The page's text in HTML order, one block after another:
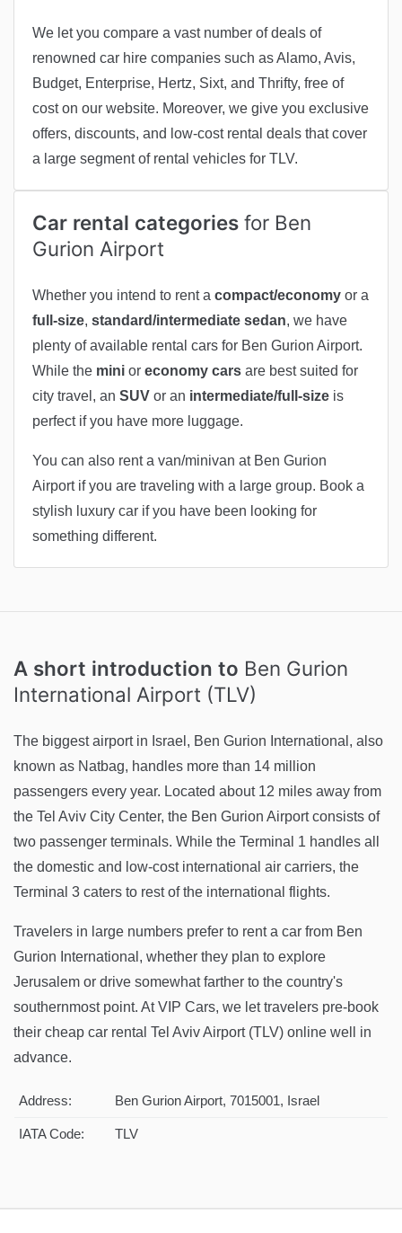
We let you compare a vast number of deals of
renowned car hire companies such asAlamo, Avis,
Budget, Enterprise, Hertz, Sixt, and Thrifty, free of
cost on our website. Moreover, we give you exclusive
offers, discounts, and low-cost rental deals that cover
a large segment of rental vehicles for TLV.
Car rental categories for Ben
Gurion Airport
Whether you intend to rent a compact/economy or a
full-size, standard/intermediate sedan, we have
plenty of available rental cars for Ben Gurion Airport.
While the mini or economy cars are best suited for
city travel, an SUV or an intermediate/full-size is
perfect if you have more luggage.
You can also rent a van/minivan at Ben Gurion
Airport if you are traveling with a large group. Book a
stylish luxury car if you have been looking for
something different.
A short introduction to Ben Gurion
International Airport (TLV)
The biggest airport in Israel, Ben Gurion International, also
known as Natbag, handles more than 14 million
passengers every year. Located about 12 miles away from
the Tel Aviv City Center, the Ben Gurion Airport consists of
two passenger terminals. While the Terminal 1 handles all
the domestic and low-cost international air carriers, the
Terminal 3 caters to rest of the international flights.
Travelers in large numbers prefer to rent a car from Ben
Gurion International, whether they plan to explore
Jerusalem or drive somewhat farther to the country's
southernmost point. At VIP Cars, we let travelers pre-book
their cheap car rental Tel Aviv Airport (TLV) online well in
advance.
Address: Ben Gurion Airport, 7015001, Israel
IATA Code: TLV